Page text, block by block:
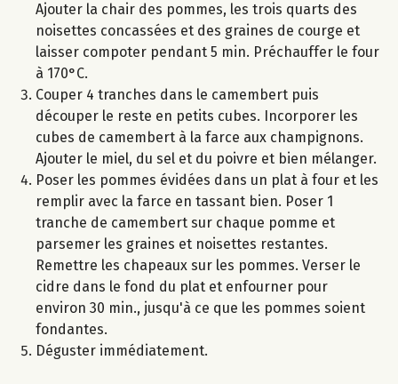
Ajouter la chair des pommes, les trois quarts des
noisettes concassées et des graines de courge et
laisser compoter pendant 5 min. Préchauffer le four
à 170°C.
Couper 4 tranches dans le camembert puis
découper le reste en petits cubes. Incorporer les
cubes de camembert à la farce aux champignons.
Ajouter le miel, du sel et du poivre et bien mélanger.
Poser les pommes évidées dans un plat à four et les
remplir avec la farce en tassant bien. Poser 1
tranche de camembert sur chaque pomme et
parsemer les graines et noisettes restantes.
Remettre les chapeaux sur les pommes. Verser le
cidre dans le fond du plat et enfourner pour
environ 30 min., jusqu'à ce que les pommes soient
fondantes.
Déguster immédiatement.